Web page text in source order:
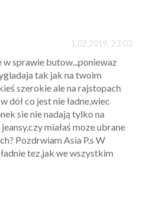
1.02.2019, 23:03
w sprawie butow...poniewaz
tak jak na twoim
szerokie ale na rajstopach
dół co jest nie ładne,wiec
sie nie nadają tylko na
miałaś moze ubrane
Pozdrwiam Asia P.s W
tez,jak we wszystkim